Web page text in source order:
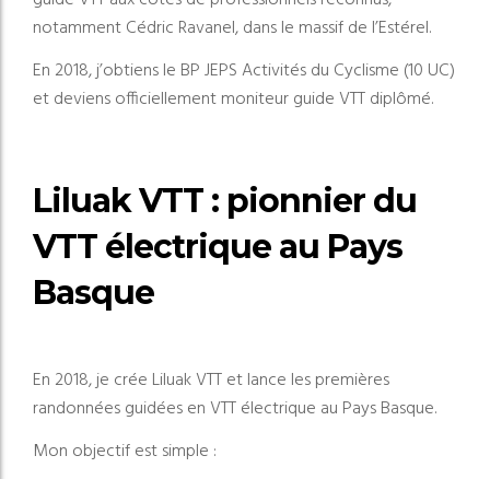
notamment Cédric Ravanel, dans le massif de l’Estérel.
En 2018, j’obtiens le BP JEPS Activités du Cyclisme (10 UC)
et deviens officiellement moniteur guide VTT diplômé.
Liluak VTT : pionnier du
VTT électrique au Pays
Basque
En 2018, je crée Liluak VTT et lance les premières
randonnées guidées en VTT électrique au Pays Basque.
Mon objectif est simple :